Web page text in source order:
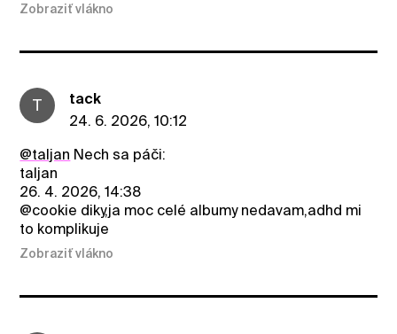
Zobraziť vlákno
T
tack
24. 6. 2026, 10:12
@taljan Nech sa páči:
taljan
26. 4. 2026, 14:38
@cookie diky,ja moc celé albumy nedavam,adhd mi
to komplikuje
Zobraziť vlákno